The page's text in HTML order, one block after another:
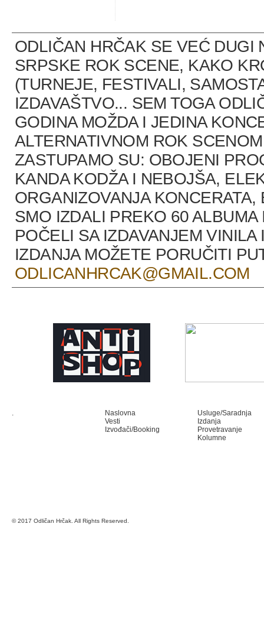
ODLIČAN HRČAK SE VEĆ DUGI
SRPSKE ROK SCENE, KAKO
(TURNEJE, FESTIVALI,
IZDAVAŠTVO... SEM TOGA
GODINA MOŽDA I JEDINA
ALTERNATIVNOM ROK
ZASTUPAMO SU: OBOJENI
KANDA KODŽA I NEBOJŠA,
ORGANIZOVANJA
SMO IZDALI PREKO 60
POČELI SA IZDAVANJEM
IZDANJA MOŽETE PORUČITI
ODLICANHRCAK@GMAIL.COM
Naslovna
Vesti
Izvođači/Booking
Usluge/Saradnja
Izdanja
Provetravanje
Kolumne
© 2017 Odličan Hrčak. All Rights Reserved.